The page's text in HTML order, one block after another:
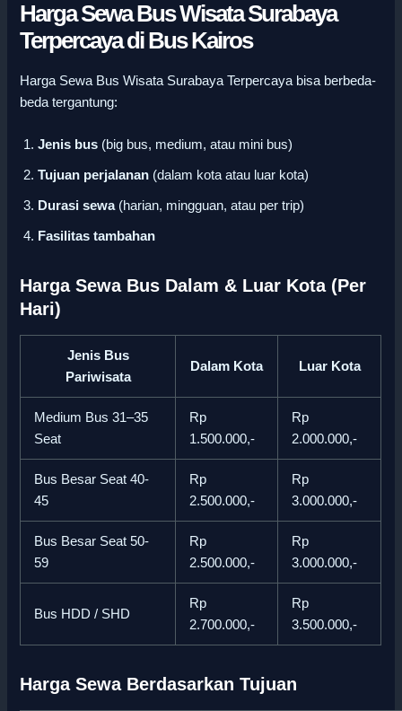
Harga Sewa Bus Wisata Surabaya
Terpercaya di Bus Kairos
Harga Sewa Bus Wisata Surabaya Terpercaya bisa berbeda-
beda tergantung:
Jenis bus (big bus, medium, atau mini bus)
Tujuan perjalanan (dalam kota atau luar kota)
Durasi sewa(harian, mingguan, atau per trip)
Fasilitas tambahan
Harga Sewa Bus Dalam & Luar Kota (Per
Hari)
Jenis Bus
Pariwisata
Dalam Kota Luar Kota
Medium Bus 31–35
Seat
Rp
1.500.000,-
Rp
2.000.000,-
Bus Besar Seat 40-
45
Rp
2.500.000,-
Rp
3.000.000,-
Bus Besar Seat 50-
59
Rp
2.500.000,-
Rp
3.000.000,-
Bus HDD / SHD
Rp
2.700.000,-
Rp
3.500.000,-
Harga Sewa Berdasarkan Tujuan